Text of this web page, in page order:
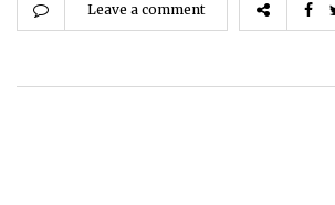
Leave a comment